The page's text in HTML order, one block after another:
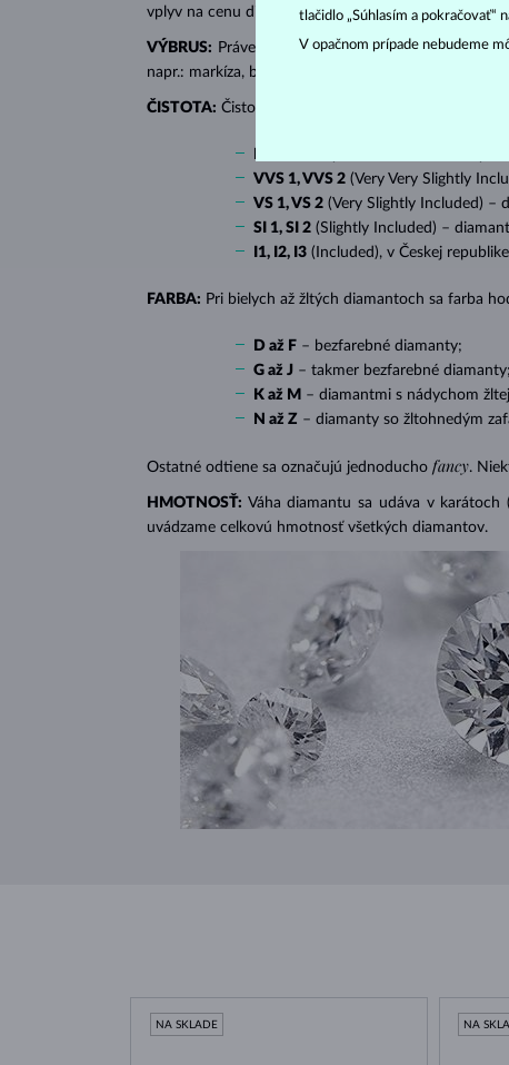
vplyv na cenu diamantu.
VÝBRUS: Práve správny výbrus dodáva diamantu
napr.: markíza, bageta, srdiečko, slza, ovál či
ČISTOTA: Čistotu určuje množstvo, veľkosť a
VVS 1, VVS 2 (Very Very Slightly
VS 1, VS 2 (Very Slightly Included) –
SI 1, SI 2 (Slightly Included) –
I1, I2, I3 (Included), v Českej
FARBA: Pri bielych až žltých diamantoch sa farba
D až F – bezfarebné diamanty;
G až J – takmer bezfarebné diamanty;
K až M – diamantmi s nádychom
N až Z – diamanty so žltohnedým
Ostatné odtiene sa označujú jednoducho fancy.
HMOTNOSŤ: Váha diamantu sa udáva v
uvádzame celkovú hmotnosť všetkých diamantov.
NA SKLADE NA
tlačidlo „Súhlasím a pokračovať“
V opačnom prípade nebudeme